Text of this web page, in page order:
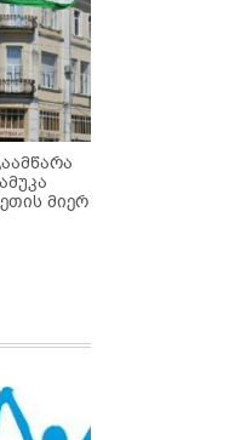
მიერ